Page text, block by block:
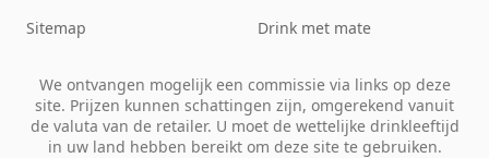
Sitemap
Drink met mate
We ontvangen mogelijk een commissie via links op deze
site. Prijzen kunnen schattingen zijn, omgerekend vanuit
de valuta van de retailer. U moet de wettelijke drinkleeftijd
in uw land hebben bereikt om deze site te gebruiken.